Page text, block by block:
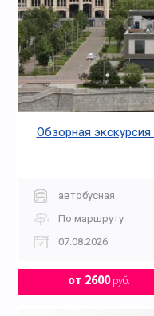
Обзорная
автобусная
По маршруту
07.08.2026
от 2600руб.